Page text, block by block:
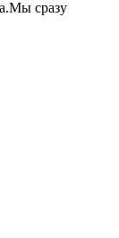
Мы сразу